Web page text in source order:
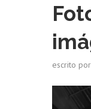
escrito por